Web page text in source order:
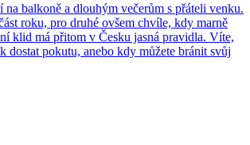
na balkoně a dlouhým večerům s přáteli venku.
roku, pro druhé ovšem chvíle, kdy marně
klid má přitom v Česku jasná pravidla. Víte,
dostat pokutu, anebo kdy můžete bránit svůj